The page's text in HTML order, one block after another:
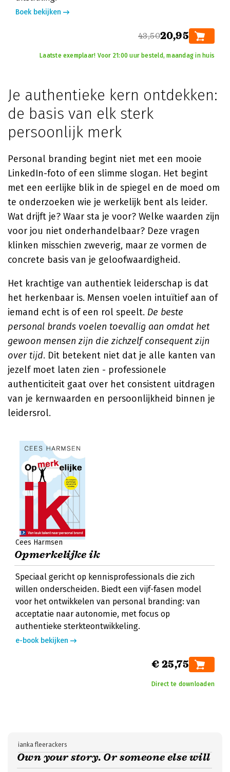
Boek bekijken
43,5020,95
Laatste exemplaar! Voor 21:00 uur besteld, maandag in huis
Je authentieke kern ontdekken:
de basis van elk sterk
persoonlijk merk
Personal branding begint niet met een mooie
LinkedIn-foto of een slimme slogan. Het begint
met een eerlijke blik in de spiegel en de moed om
te onderzoeken wie je werkelijk bent als leider.
Wat drijft je? Waar sta je voor? Welke waarden zijn
voor jou niet onderhandelbaar? Deze vragen
klinken misschien zweverig, maar ze vormen de
concrete basis van je geloofwaardigheid.
Het krachtige van authentiek leiderschap is dat
het herkenbaar is. Mensen voelen intuïtief aan of
iemand echt is of een rol speelt. De beste
personal brands voelen toevallig aan omdat het
gewoon mensen zijn die zichzelf consequent zijn
over tijd. Dit betekent niet dat je alle kanten van
jezelf moet laten zien - professionele
authenticiteit gaat over het consistent uitdragen
van je kernwaarden en persoonlijkheid binnen je
leidersrol.
Cees Harmsen
Opmerkelijke ik
Speciaal gericht op kennisprofessionals die zich
willen onderscheiden. Biedt een vijf-fasen model
voor het ontwikkelen van personal branding: van
acceptatie naar autonomie, met focus op
authentieke sterkteontwikkeling.
e-book bekijken
€ 25,75
Direct te downloaden
Own your story. Or someone else will
ianka fleerackers